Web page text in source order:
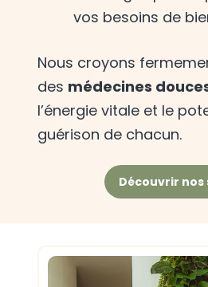
vos besoins de
Nous croyons
des médecines
l’énergie vitale et le
guérison de chacun.
Découvrir nos